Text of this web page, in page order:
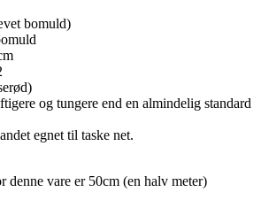
bomuld)
og tungere end en almindelig standard
egnet til taske net.
denne vare er 50cm (en halv meter)